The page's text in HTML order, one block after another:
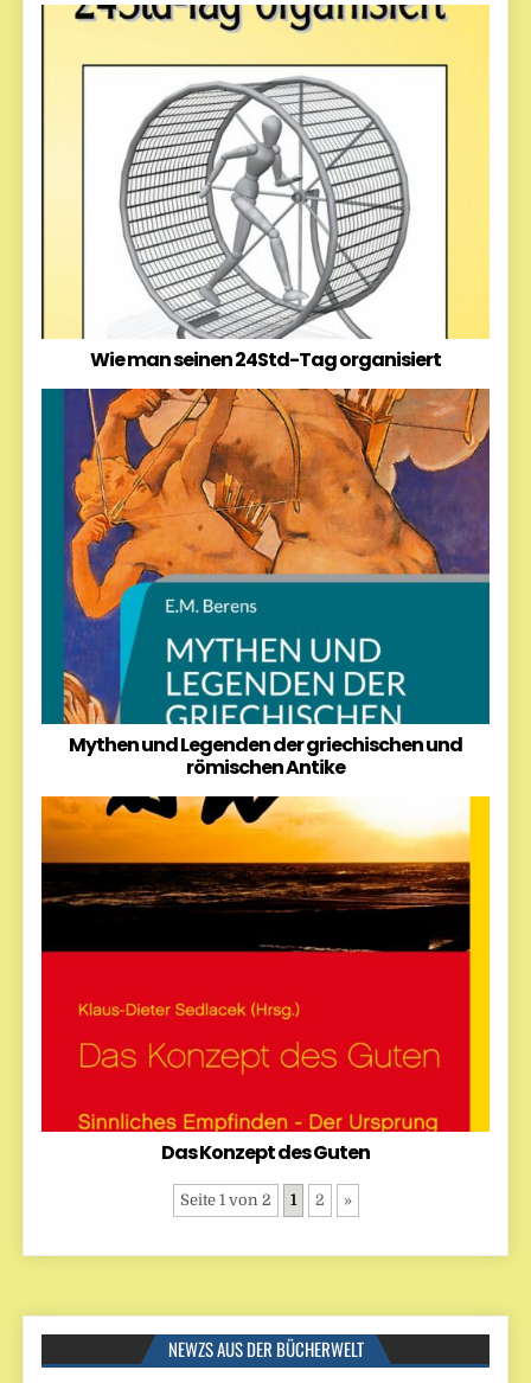
Wie man seinen 24Std-Tag organisiert
Mythen und Legenden der griechischen und
römischen Antike
Das Konzept des Guten
Seite 1 von 2 1 2 »
NEWZS AUS DER BÜCHERWELT